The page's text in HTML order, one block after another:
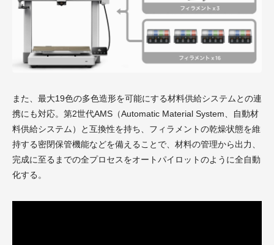
また、最大19色の多色造形を可能にする材料供給システムとの連
携にも対応。第2世代AMS（Automatic Material System、自動材
料供給システム）と互換性を持ち、フィラメントの乾燥状態を維
持する密閉保管機能などを備えることで、材料の管理から出力、
完成に至るまでの全プロセスをオートパイロットのように全自動
化する。